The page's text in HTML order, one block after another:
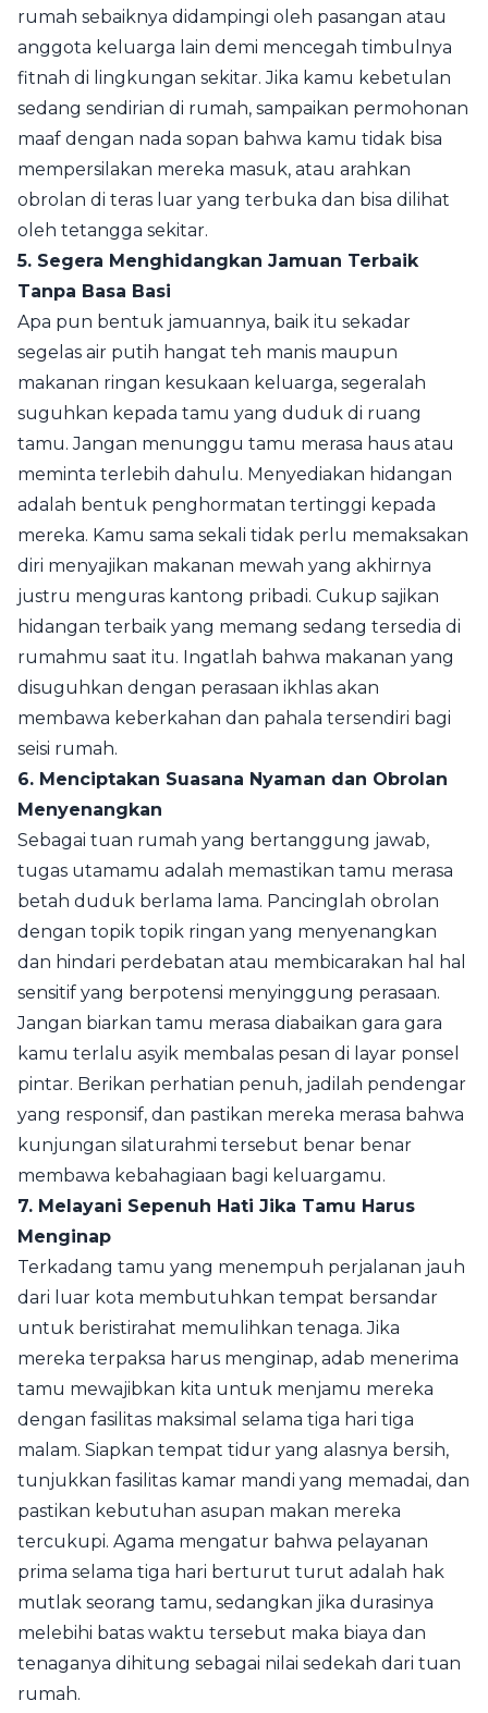
rumah sebaiknya didampingi oleh pasangan atau
anggota keluarga lain demi mencegah timbulnya
fitnah di lingkungan sekitar. Jika kamu kebetulan
sedang sendirian di rumah, sampaikan permohonan
maaf dengan nada sopan bahwa kamu tidak bisa
mempersilakan mereka masuk, atau arahkan
obrolan di teras luar yang terbuka dan bisa dilihat
oleh tetangga sekitar.
5. Segera Menghidangkan Jamuan Terbaik
Tanpa Basa Basi
Apa pun bentuk jamuannya, baik itu sekadar
segelas air putih hangat teh manis maupun
makanan ringan kesukaan keluarga, segeralah
suguhkan kepada tamu yang duduk di ruang
tamu. Jangan menunggu tamu merasa haus atau
meminta terlebih dahulu. Menyediakan hidangan
adalah bentuk penghormatan tertinggi kepada
mereka. Kamu sama sekali tidak perlu memaksakan
diri menyajikan makanan mewah yang akhirnya
justru menguras kantong pribadi. Cukup sajikan
hidangan terbaik yang memang sedang tersedia di
rumahmu saat itu. Ingatlah bahwa makanan yang
disuguhkan dengan perasaan ikhlas akan
membawa keberkahan dan pahala tersendiri bagi
seisi rumah.
6. Menciptakan Suasana Nyaman dan Obrolan
Menyenangkan
Sebagai tuan rumah yang bertanggung jawab,
tugas utamamu adalah memastikan tamu merasa
betah duduk berlama lama. Pancinglah obrolan
dengan topik topik ringan yang menyenangkan
dan hindari perdebatan atau membicarakan hal hal
sensitif yang berpotensi menyinggung perasaan.
Jangan biarkan tamu merasa diabaikan gara gara
kamu terlalu asyik membalas pesan di layar ponsel
pintar. Berikan perhatian penuh, jadilah pendengar
yang responsif, dan pastikan mereka merasa bahwa
kunjungan silaturahmi tersebut benar benar
membawa kebahagiaan bagi keluargamu.
7. Melayani Sepenuh Hati Jika Tamu Harus
Menginap
Terkadang tamu yang menempuh perjalanan jauh
dari luar kota membutuhkan tempat bersandar
untuk beristirahat memulihkan tenaga. Jika
mereka terpaksa harus menginap, adab menerima
tamu mewajibkan kita untuk menjamu mereka
dengan fasilitas maksimal selama tiga hari tiga
malam. Siapkan tempat tidur yang alasnya bersih,
tunjukkan fasilitas kamar mandi yang memadai, dan
pastikan kebutuhan asupan makan mereka
tercukupi. Agama mengatur bahwa pelayanan
prima selama tiga hari berturut turut adalah hak
mutlak seorang tamu, sedangkan jika durasinya
melebihi batas waktu tersebut maka biaya dan
tenaganya dihitung sebagai nilai sedekah dari tuan
rumah.